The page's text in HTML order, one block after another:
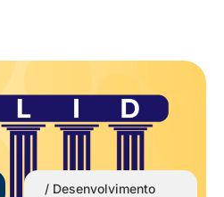
/ Desenvolvimento